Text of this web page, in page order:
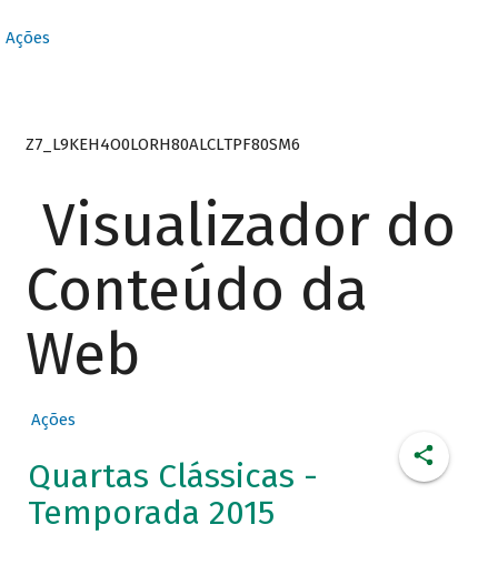
Ações
Z7_L9KEH4O0LORH80ALCLTPF80SM6
Visualizador do
Conteúdo da
Web
Ações
Quartas Clássicas -
Temporada 2015